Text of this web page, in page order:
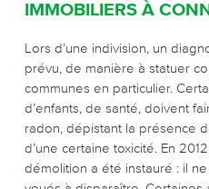
IMMOBILIERS À
Lors d’une indivision, un
prévu, de manière à statuer
communes en particulier.
d’enfants, de santé, doivent
radon, dépistant la présence
d’une certaine toxicité. En
démolition a été instauré : il